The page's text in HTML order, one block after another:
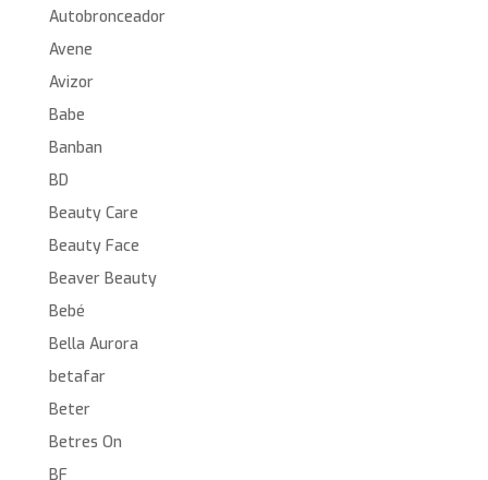
Autobronceador
Avene
Avizor
Babe
Banban
BD
Beauty Care
Beauty Face
Beaver Beauty
Bebé
Bella Aurora
betafar
Beter
Betres On
BF